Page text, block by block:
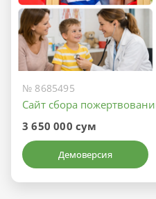
№ 8685495
Сайт сбора
3 650 000 сум
Демоверсия